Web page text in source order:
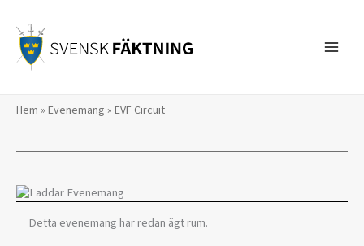
innehåll
Hem » Evenemang » EVF Circuit
Detta evenemang har redan ägt rum.